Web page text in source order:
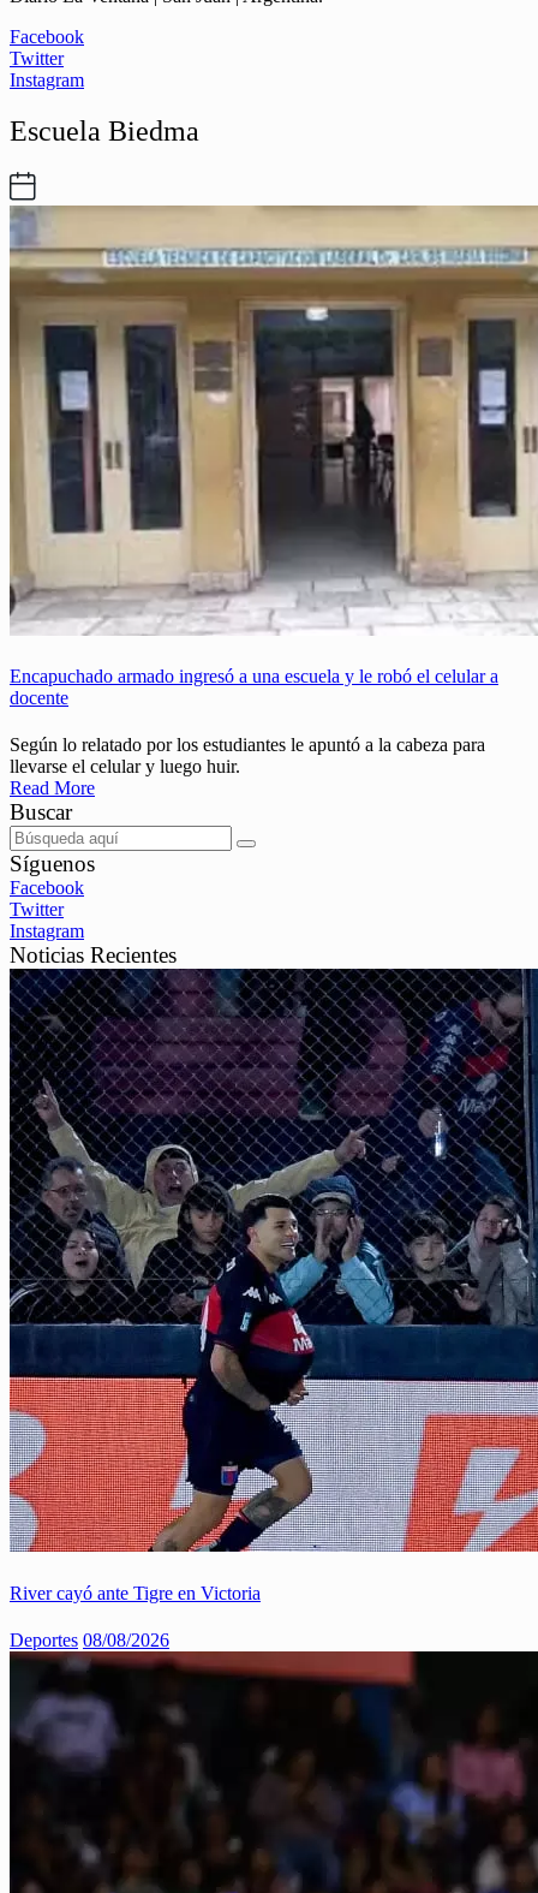
Facebook
Twitter
Instagram
Escuela Biedma
Encapuchado armado ingresó a una escuela y le robó el celular a
docente
Según lo relatado por los estudiantes le apuntó a la cabeza para
llevarse el celular y luego huir.
Read More
Buscar
Síguenos
Facebook
Twitter
Instagram
Noticias Recientes
River cayó ante Tigre en Victoria
Deportes 08/08/2026